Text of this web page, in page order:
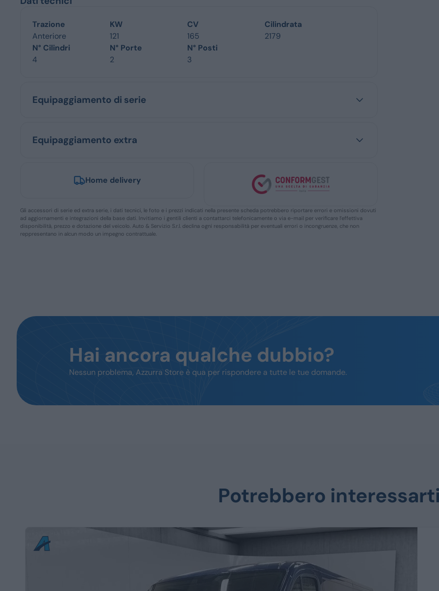
Trazione
Anteriore
KW
121
CV
165
Cilindrata
2179
N° Cilindri
4
N° Porte
2
N° Posti
3
Equipaggiamento di serie
Equipaggiamento extra
Home delivery
Gli accessori di serie ed extra serie, i dati tecnici, le foto e i prezzi indicati nella presente scheda potrebbero riportare errori e omissioni dovuti
ad aggiornamenti e integrazioni della base dati. Invitiamo i gentili clienti a contattarci telefonicamente o via e-mail per verificare l’effettiva
disponibilità, prezzo e dotazione del veicolo. Auto & Servizio S.r.l. declina ogni responsabilità per eventuali errori o incongruenze, che non
reppresentano in alcun modo un impegno contrattuale.
Hai ancora qualche dubbio?
Nessun problema, Azzurra Store è qua per rispondere a tutte le tue domande.
Potrebbero